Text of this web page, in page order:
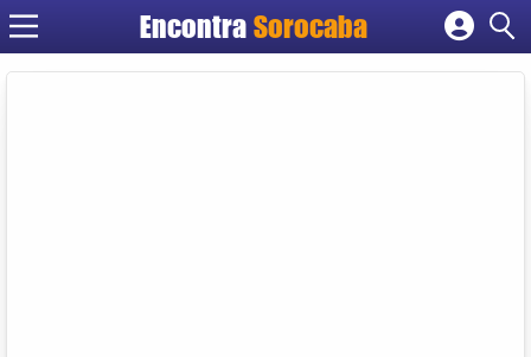
EncontraSorocaba
Cadastrar empresa